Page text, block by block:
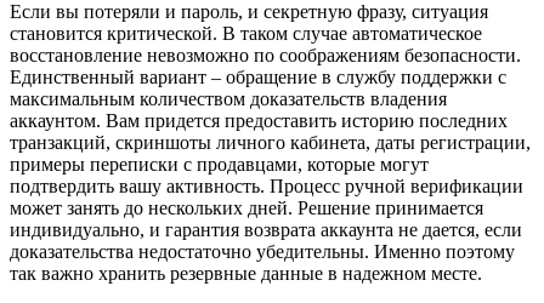
Если вы потеряли и пароль, и секретную фразу, ситуация
становится критической. В таком случае автоматическое
восстановление невозможно по соображениям безопасности.
Единственный вариант – обращение в службу поддержки с
максимальным количеством доказательств владения
аккаунтом. Вам придется предоставить историю последних
транзакций, скриншоты личного кабинета, даты регистрации,
примеры переписки с продавцами, которые могут
подтвердить вашу активность. Процесс ручной верификации
может занять до нескольких дней. Решение принимается
индивидуально, и гарантия возврата аккаунта не дается, если
доказательства недостаточно убедительны. Именно поэтому
так важно хранить резервные данные в надежном месте.